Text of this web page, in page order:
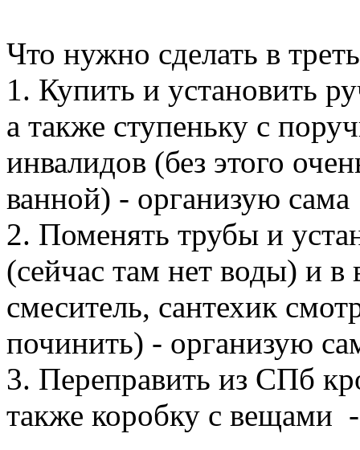
Что нужно сделать в
1. Купить и установить
а также ступеньку с
инвалидов (без этого
ванной) - организую сама
2. Поменять трубы и
(сейчас там нет воды) и
смеситель, сантехик
починить) - организую
3. Переправить из СПб
также коробку с вещами